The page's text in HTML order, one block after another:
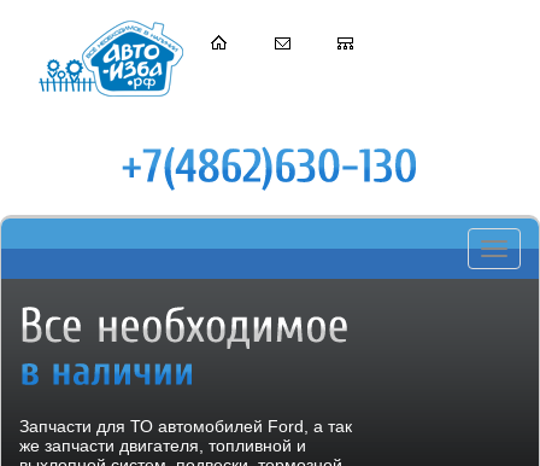
Toggle
Запчасти для ТО автомобилей Ford, а так
же запчасти двигателя, топливной и